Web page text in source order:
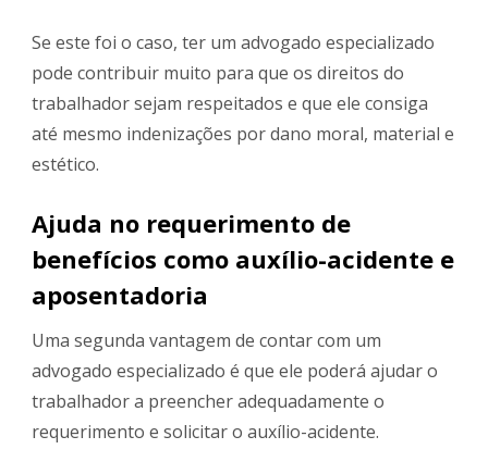
Se este foi o caso, ter um advogado especializado
pode contribuir muito para que os direitos do
trabalhador sejam respeitados e que ele consiga
até mesmo indenizações por dano moral, material e
estético.
Ajuda no requerimento de
benefícios como auxílio-acidente e
aposentadoria
Uma segunda vantagem de contar com um
advogado especializado é que ele poderá ajudar o
trabalhador a preencher adequadamente o
requerimento e solicitar o auxílio-acidente.